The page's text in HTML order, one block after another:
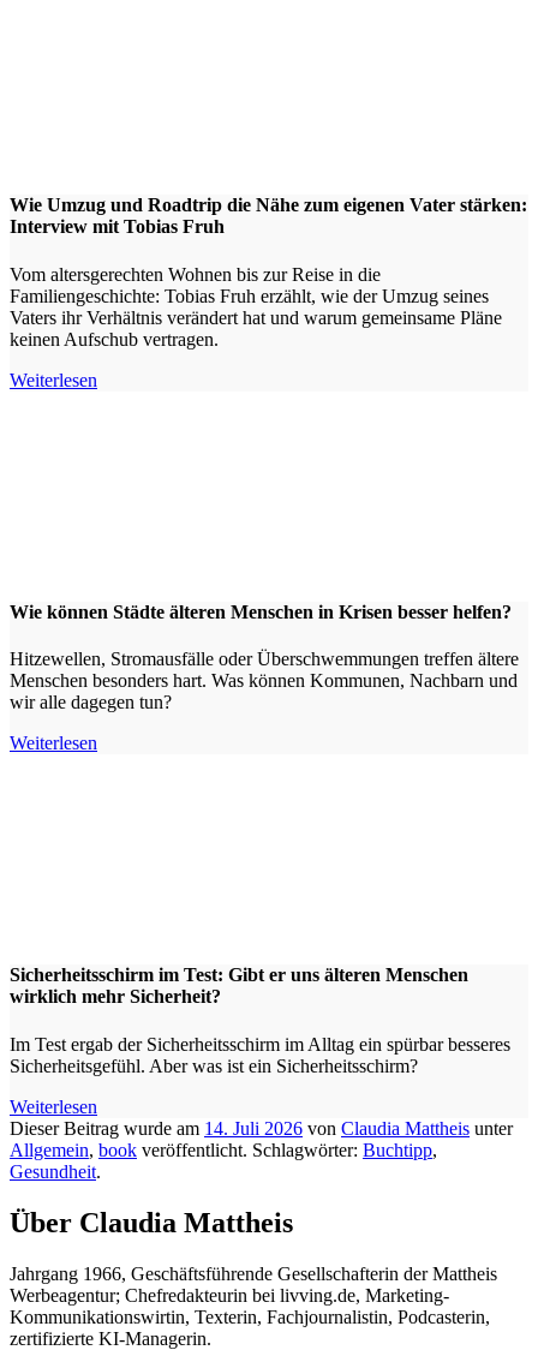
Wie Umzug und Roadtrip die Nähe zum eigenen Vater stärken:
Interview mit Tobias Fruh
Vom altersgerechten Wohnen bis zur Reise in die
Familiengeschichte: Tobias Fruh erzählt, wie der Umzug seines
Vaters ihr Verhältnis verändert hat und warum gemeinsame Pläne
keinen Aufschub vertragen.
Weiterlesen
Wie können Städte älteren Menschen in Krisen besser helfen?
Hitzewellen, Stromausfälle oder Überschwemmungen treffen ältere
Menschen besonders hart. Was können Kommunen, Nachbarn und
wir alle dagegen tun?
Weiterlesen
Sicherheitsschirm im Test: Gibt er uns älteren Menschen
wirklich mehr Sicherheit?
Im Test ergab der Sicherheitsschirm im Alltag ein spürbar besseres
Sicherheitsgefühl. Aber was ist ein Sicherheitsschirm?
Weiterlesen
Dieser Beitrag wurde am 14. Juli 2026 von Claudia Mattheis unter
Allgemein, book veröffentlicht. Schlagwörter: Buchtipp,
Gesundheit.
Über Claudia Mattheis
Jahrgang 1966, Geschäftsführende Gesellschafterin der Mattheis
Werbeagentur; Chefredakteurin bei livving.de, Marketing-
Kommunikationswirtin, Texterin, Fachjournalistin, Podcasterin,
zertifizierte KI-Managerin.